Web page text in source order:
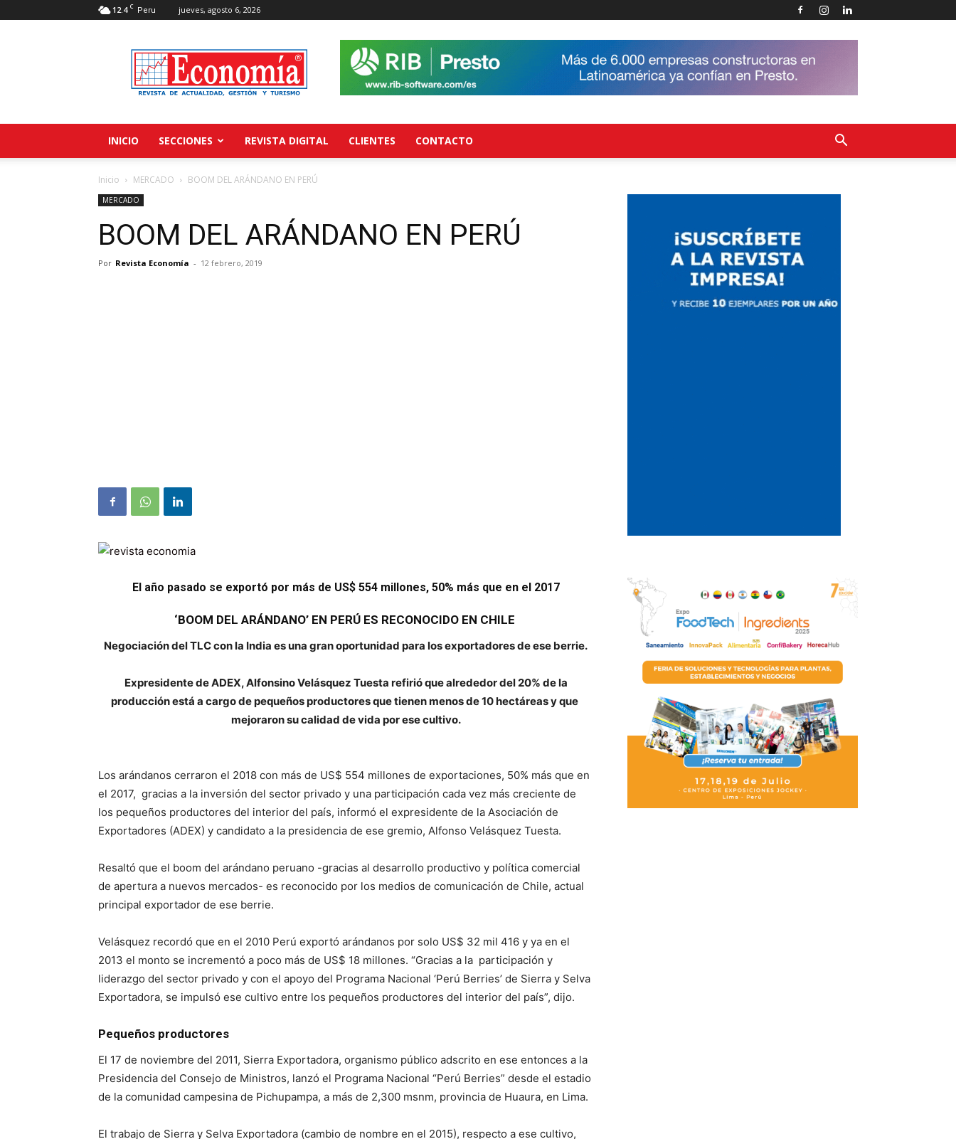
12.4 C Peru jueves, agosto 6, 2026
Revista
Economía
INICIO SECCIONES REVISTA DIGITAL CLIENTES CONTACTO
Inicio MERCADO BOOM DEL ARÁNDANO EN PERÚ
MERCADO
BOOM DEL ARÁNDANO EN PERÚ
Por Revista Economía - 12 febrero, 2019
El año pasado se exportó por más de US$ 554 millones, 50% más que en el 2017
‘BOOM DEL ARÁNDANO’ EN PERÚ ES RECONOCIDO EN CHILE
Negociación del TLC con la India es una gran oportunidad para los exportadores de ese berrie.
Expresidente de ADEX, Alfonsino Velásquez Tuesta refirió que alrededor del 20% de la
producción está a cargo de pequeños productores que tienen menos de 10 hectáreas y que
mejoraron su calidad de vida por ese cultivo.
Los arándanos cerraron el 2018 con más de US$ 554 millones de exportaciones, 50% más que en
el 2017, gracias a la inversión del sector privado y una participación cada vez más creciente de
los pequeños productores del interior del país, informó el expresidente de la Asociación de
Exportadores (ADEX) y candidato a la presidencia de ese gremio, Alfonso Velásquez Tuesta.
Resaltó que el boom del arándano peruano -gracias al desarrollo productivo y política comercial
de apertura a nuevos mercados- es reconocido por los medios de comunicación de Chile, actual
principal exportador de ese berrie.
Velásquez recordó que en el 2010 Perú exportó arándanos por solo US$ 32 mil 416 y ya en el
2013 el monto se incrementó a poco más de US$ 18 millones. “Gracias a la participación y
liderazgo del sector privado y con el apoyo del Programa Nacional ‘Perú Berries’ de Sierra y Selva
Exportadora, se impulsó ese cultivo entre los pequeños productores del interior del país”, dijo.
Pequeños productores
El 17 de noviembre del 2011, Sierra Exportadora, organismo público adscrito en ese entonces a la
Presidencia del Consejo de Ministros, lanzó el Programa Nacional “Perú Berries” desde el estadio
de la comunidad campesina de Pichupampa, a más de 2,300 msnm, provincia de Huaura, en Lima.
El trabajo de Sierra y Selva Exportadora (cambio de nombre en el 2015), respecto a ese cultivo,